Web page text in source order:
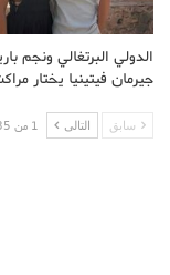
الدولي البرتغالي ونجم
جيرمان فيتينيا يختار
سابق التالى 1 من 6٬935